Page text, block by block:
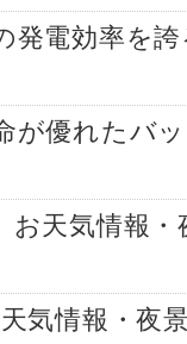
発電効率を
が優れたバ
お天気情報
気情報・夜